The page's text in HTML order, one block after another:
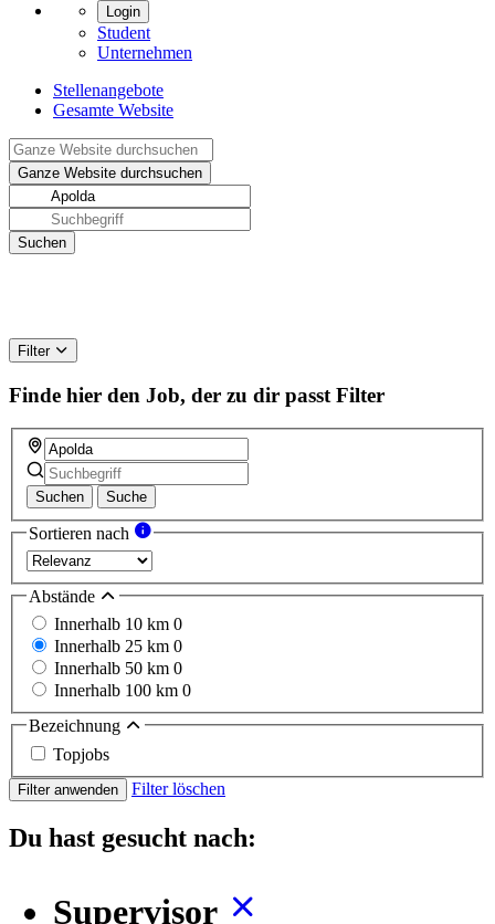
Login
Student
Unternehmen
Stellenangebote
Gesamte Website
Filter
Finde hier den Job, der zu dir passt Filter
Suchen Suche
Sortieren nach
Abstände
Innerhalb 10 km 0
Innerhalb 25 km 0
Innerhalb 50 km 0
Innerhalb 100 km 0
Bezeichnung
Topjobs
Filter anwenden Filter löschen
Du hast gesucht nach:
Supervisor